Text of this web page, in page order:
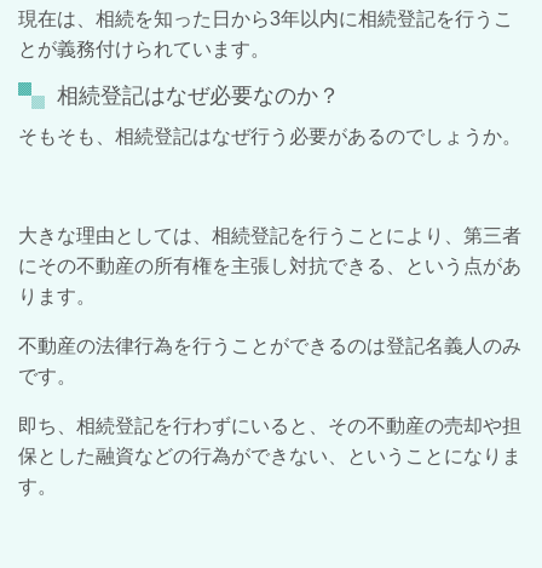
現在は、相続を知った日から3年以内に相続登記を行うこ
とが義務付けられています。
相続登記はなぜ必要なのか？
そもそも、相続登記はなぜ行う必要があるのでしょうか。
大きな理由としては、相続登記を行うことにより、第三者
にその不動産の所有権を主張し対抗できる、という点があ
ります。
不動産の法律行為を行うことができるのは登記名義人のみ
です。
即ち、相続登記を行わずにいると、その不動産の売却や担
保とした融資などの行為ができない、ということになりま
す。